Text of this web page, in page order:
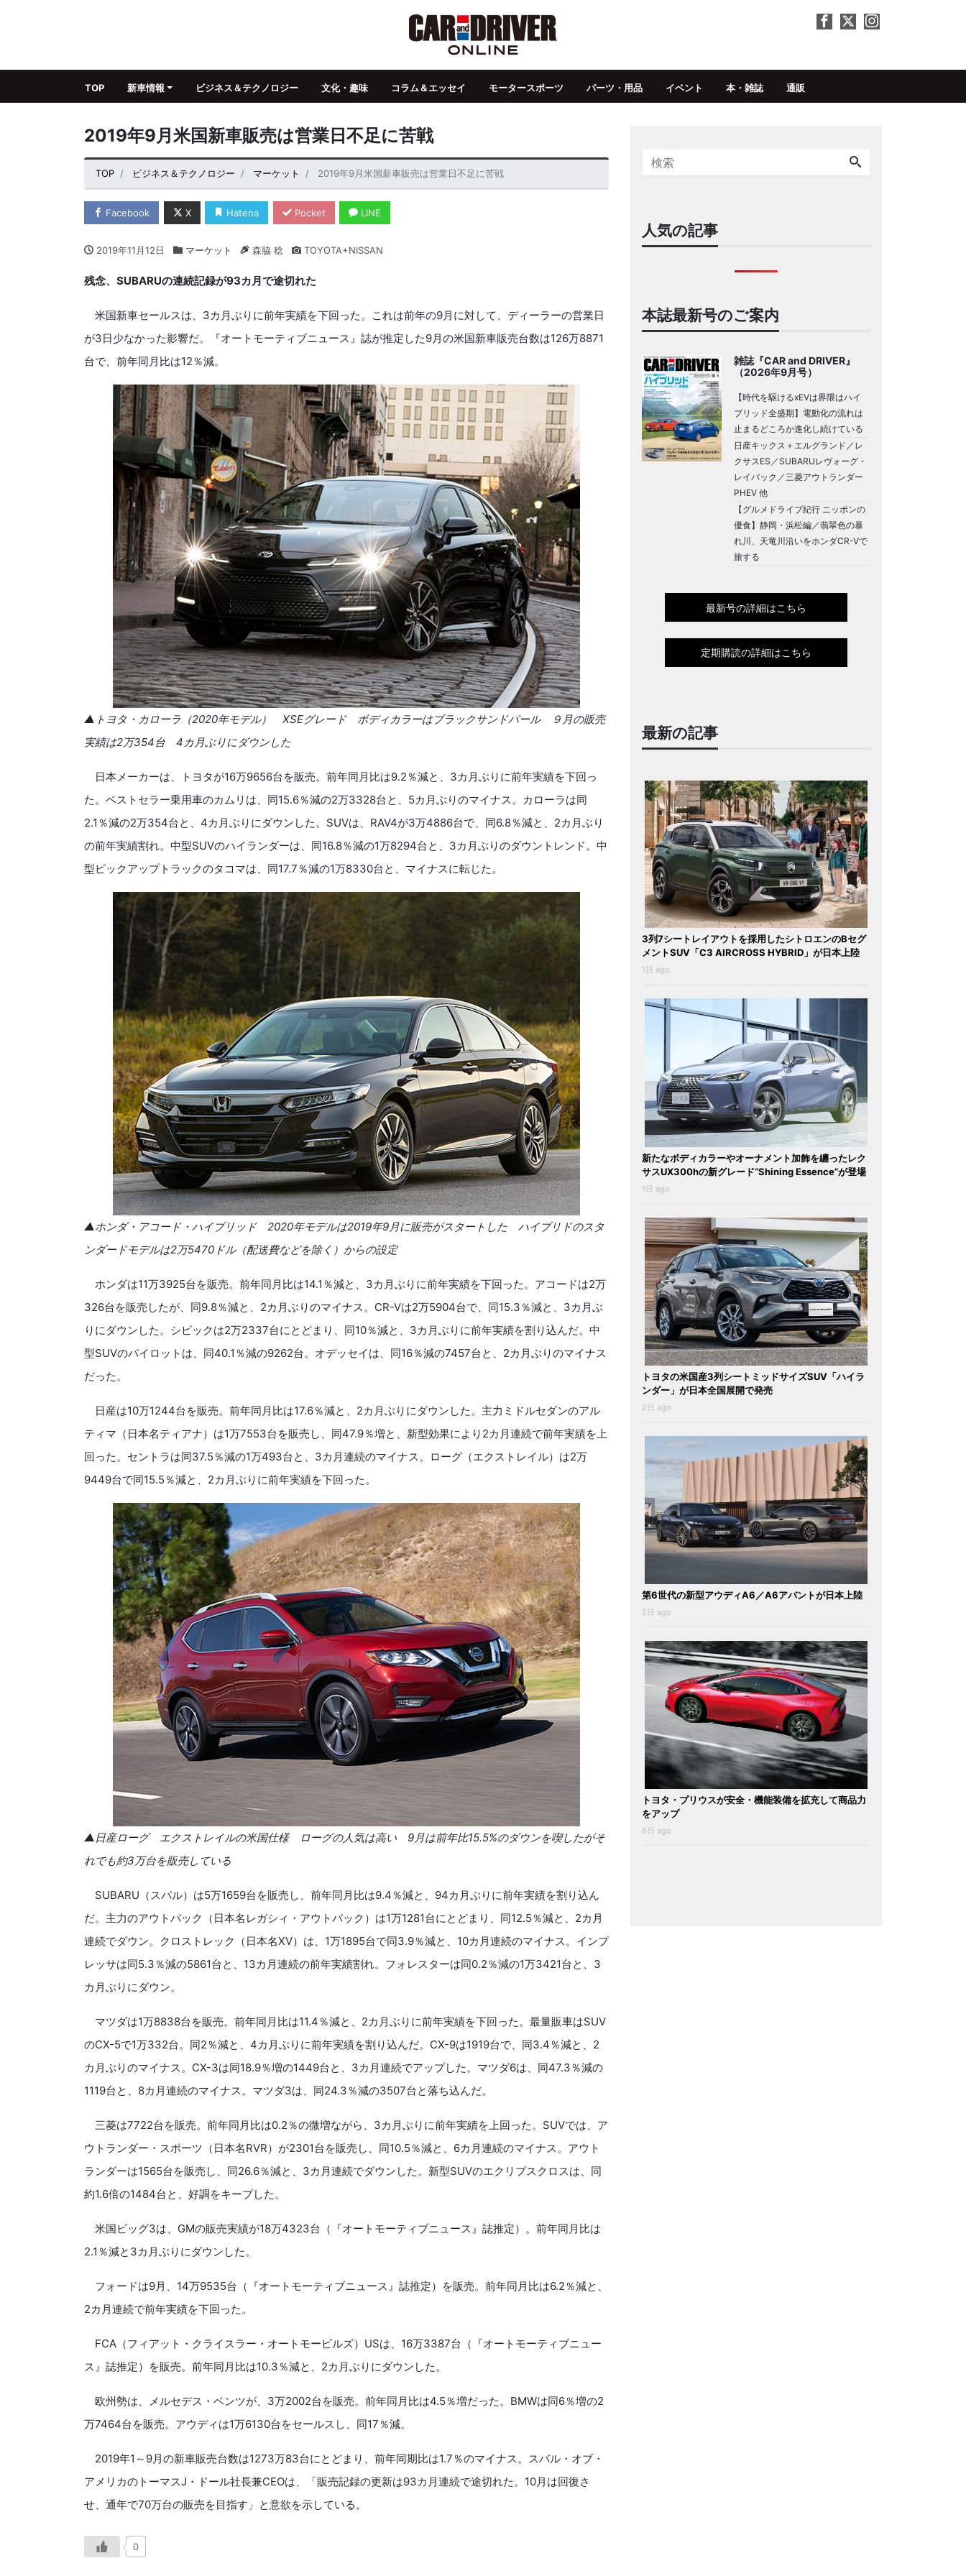
TOP 新車情報 ビジネス＆テクノロジー 文化・趣味 コラム＆エッセイ モータースポーツ パーツ・用品 イベント 本・雑誌 通販
2019年9月米国新車販売は営業日不足に苦戦
TOP ビジネス＆テクノロジー マーケット 2019年9月米国新車販売は営業日不足に苦戦
Facebook X Hatena Pocket LINE
2019年11月12日 マーケット 森脇 稔 TOYOTA+NISSAN
残念、SUBARUの連続記録が93カ月で途切れた
米国新車セールスは、3カ月ぶりに前年実績を下回った。これは前年の9月に対して、ディーラーの営業日
が3日少なかった影響だ。『オートモーティブニュース』誌が推定した9月の米国新車販売台数は126万8871
台で、前年同月比は12％減。
▲トヨタ・カローラ（2020年モデル） XSEグレード ボディカラーはブラックサンドパール ９月の販売
実績は2万354台 4カ月ぶりにダウンした
日本メーカーは、トヨタが16万9656台を販売。前年同月比は9.2％減と、3カ月ぶりに前年実績を下回っ
た。ベストセラー乗用車のカムリは、同15.6％減の2万3328台と、5カ月ぶりのマイナス。カローラは同
2.1％減の2万354台と、4カ月ぶりにダウンした。SUVは、RAV4が3万4886台で、同6.8％減と、2カ月ぶり
の前年実績割れ。中型SUVのハイランダーは、同16.8％減の1万8294台と、3カ月ぶりのダウントレンド。中
型ピックアップトラックのタコマは、同17.7％減の1万8330台と、マイナスに転じた。
▲ホンダ・アコード・ハイブリッド 2020年モデルは2019年9月に販売がスタートした ハイブリドのスタ
ンダードモデルは2万5470ドル（配送費などを除く）からの設定
ホンダは11万3925台を販売。前年同月比は14.1％減と、3カ月ぶりに前年実績を下回った。アコードは2万
326台を販売したが、同9.8％減と、2カ月ぶりのマイナス。CR-Vは2万5904台で、同15.3％減と、3カ月ぶ
りにダウンした。シビックは2万2337台にとどまり、同10％減と、3カ月ぶりに前年実績を割り込んだ。中
型SUVのパイロットは、同40.1％減の9262台。オデッセイは、同16％減の7457台と、2カ月ぶりのマイナス
だった。
日産は10万1244台を販売。前年同月比は17.6％減と、2カ月ぶりにダウンした。主力ミドルセダンのアル
ティマ（日本名ティアナ）は1万7553台を販売し、同47.9％増と、新型効果により2カ月連続で前年実績を上
回った。セントラは同37.5％減の1万493台と、3カ月連続のマイナス。ローグ（エクストレイル）は2万
9449台で同15.5％減と、2カ月ぶりに前年実績を下回った。
▲日産ローグ エクストレイルの米国仕様 ローグの人気は高い 9月は前年比15.5%のダウンを喫したがそ
れでも約3万台を販売している
SUBARU（スバル）は5万1659台を販売し、前年同月比は9.4％減と、94カ月ぶりに前年実績を割り込ん
だ。主力のアウトバック（日本名レガシィ・アウトバック）は1万1281台にとどまり、同12.5％減と、2カ月
連続でダウン。クロストレック（日本名XV）は、1万1895台で同3.9％減と、10カ月連続のマイナス。インプ
レッサは同5.3％減の5861台と、13カ月連続の前年実績割れ。フォレスターは同0.2％減の1万3421台と、3
カ月ぶりにダウン。
マツダは1万8838台を販売。前年同月比は11.4％減と、2カ月ぶりに前年実績を下回った。最量販車はSUV
のCX-5で1万332台。同2％減と、4カ月ぶりに前年実績を割り込んだ。CX-9は1919台で、同3.4％減と、2
カ月ぶりのマイナス。CX-3は同18.9％増の1449台と、3カ月連続でアップした。マツダ6は、同47.3％減の
1119台と、8カ月連続のマイナス。マツダ3は、同24.3％減の3507台と落ち込んだ。
三菱は7722台を販売。前年同月比は0.2％の微増ながら、3カ月ぶりに前年実績を上回った。SUVでは、ア
ウトランダー・スポーツ（日本名RVR）が2301台を販売し、同10.5％減と、6カ月連続のマイナス。アウト
ランダーは1565台を販売し、同26.6％減と、3カ月連続でダウンした。新型SUVのエクリプスクロスは、同
約1.6倍の1484台と、好調をキープした。
米国ビッグ3は、GMの販売実績が18万4323台（『オートモーティブニュース』誌推定）。前年同月比は
2.1％減と3カ月ぶりにダウンした。
フォードは9月、14万9535台（『オートモーティブニュース』誌推定）を販売。前年同月比は6.2％減と、
2カ月連続で前年実績を下回った。
FCA（フィアット・クライスラー・オートモービルズ）USは、16万3387台（『オートモーティブニュー
ス』誌推定）を販売。前年同月比は10.3％減と、2カ月ぶりにダウンした。
欧州勢は、メルセデス・ベンツが、3万2002台を販売。前年同月比は4.5％増だった。BMWは同6％増の2
万7464台を販売。アウディは1万6130台をセールスし、同17％減。
2019年1～9月の新車販売台数は1273万83台にとどまり、前年同期比は1.7％のマイナス。スバル・オブ・
アメリカのトーマスJ・ドール社長兼CEOは、「販売記録の更新は93カ月連続で途切れた。10月は回復さ
せ、通年で70万台の販売を目指す」と意欲を示している。
0
人気の記事
本誌最新号のご案内
雑誌『CAR and DRIVER』
（2026年9月号）
【時代を駆けるxEVは界隈はハイ
ブリッド全盛期】電動化の流れは
止まるどころか進化し続けている
日産キックス＋エルグランド／レ
クサスES／SUBARUレヴォーグ・
レイバック／三菱アウトランダー
PHEV 他
【グルメドライブ紀行 ニッポンの
優食】静岡・浜松編／翡翠色の暴
れ川、天竜川沿いをホンダCR-Vで
旅する
最新号の詳細はこちら
定期購読の詳細はこちら
最新の記事
3列7シートレイアウトを採用したシトロエンのBセグ
メントSUV「C3 AIRCROSS HYBRID」が日本上陸
1日 ago
新たなボディカラーやオーナメント加飾を纏ったレク
サスUX300hの新グレード“Shining Essence”が登場
1日 ago
トヨタの米国産3列シートミッドサイズSUV「ハイラ
ンダー」が日本全国展開で発売
2日 ago
第6世代の新型アウディA6／A6アバントが日本上陸
2日 ago
トヨタ・プリウスが安全・機能装備を拡充して商品力
をアップ
6日 ago